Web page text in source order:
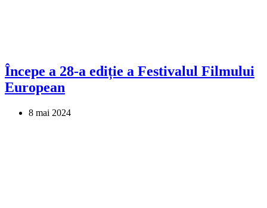
Începe a 28-a ediție a Festivalul Filmului
European
8 mai 2024